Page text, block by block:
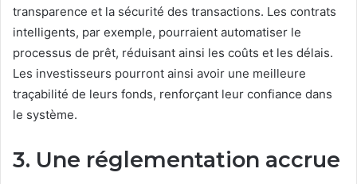
transparence et la sécurité des transactions. Les contrats
intelligents, par exemple, pourraient automatiser le
processus de prêt, réduisant ainsi les coûts et les délais.
Les investisseurs pourront ainsi avoir une meilleure
traçabilité de leurs fonds, renforçant leur confiance dans
le système.
3. Une réglementation accrue